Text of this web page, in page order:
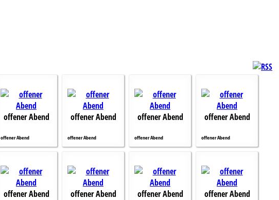
offener Abend
offener Abend
offener Abend
offener Abend
offener Abend
offener Abend
offener Abend
offener Abend
offener Abend offener Abend offener Abend offener Abend